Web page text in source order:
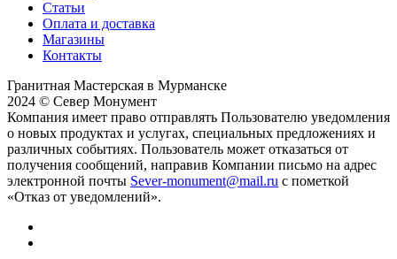
Статьи
Оплата и доставка
Магазины
Контакты
Гранитная Мастерская в Мурманске
2024 © Север Монумент
Компания имеет право отправлять Пользователю уведомления
о новых продуктах и услугах, специальных предложениях и
различных событиях. Пользователь может отказаться от
получения сообщений, направив Компании письмо на адрес
электронной почты Sever-monument@mail.ru с пометкой
«Отказ от уведомлений».